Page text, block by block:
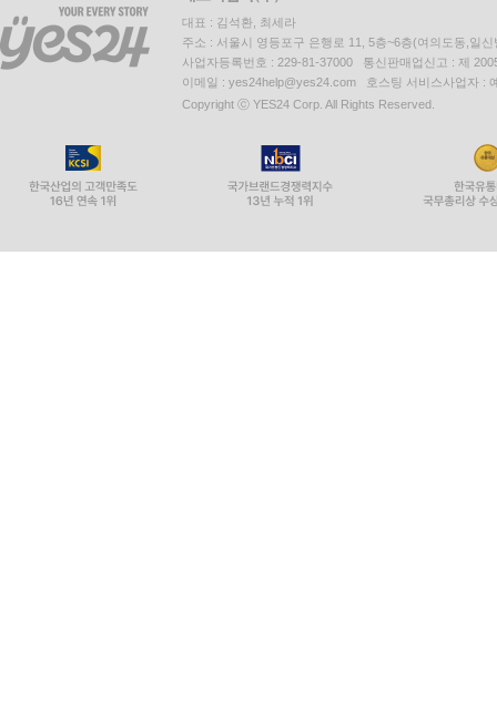
대표 : 김석환, 최세라
주소 : 서울시 영등포구 은행로 11, 5층~6층(여의도동,일신
사업자등록번호 : 229-81-37000 통신판매업신고 : 제
이메일 : yes24help@yes24.com 호스팅 서비스사업자 :
Copyright ⓒ YES24 Corp. All Rights Reserved.